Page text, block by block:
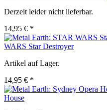
Derzeit leider nicht lieferbar.
14,95 € *
WARS Star Destroyer
Artikel auf Lager.
14,95 € *
House